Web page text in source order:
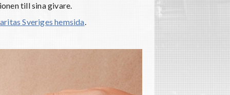
till sina givare.
Sveriges hemsida.